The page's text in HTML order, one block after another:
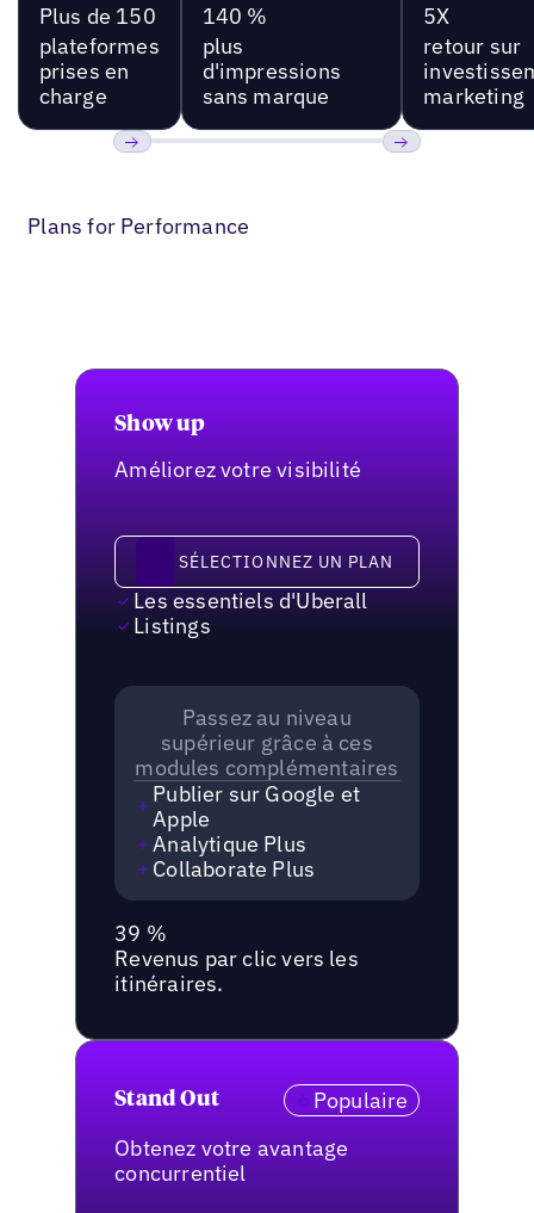
Plus de 150
plateformes
prises en
charge
140 %
plus
d'impressions
sans marque
5X
retour sur
marketing
Plans for Performance
Show up
Améliorez votre visibilité
Sélectionnez un plan
SÉLECTIONNEZ UN PLAN
Les essentiels d'Uberall
Listings
Passez au niveau
supérieur grâce à ces
modules complémentaires
Publier sur Google et
Apple
Analytique Plus
Collaborate Plus
39 %
Revenus par clic vers les
itinéraires.
Stand Out
Populaire
Obtenez votre avantage
concurrentiel